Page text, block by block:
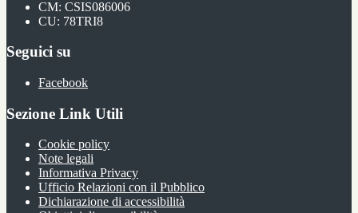
CM: CSIS086006
CU: 78TRI8
Seguici su
Facebook
Sezione Link Utili
Cookie policy
Note legali
Informativa Privacy
Ufficio Relazioni con il Pubblico
Dichiarazione di accessibilità